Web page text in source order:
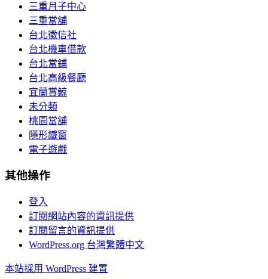
三重月子中心
三重當舖
台北徵信社
台北機車借款
台北當鋪
台北高級餐廳
宜蘭賞鯨
未分類
桃園當舖
隱形鐵窗
電子遊戲
其他操作
登入
訂閱網站內容的資訊提供
訂閱留言的資訊提供
WordPress.org 台灣繁體中文
本站採用 WordPress 建置